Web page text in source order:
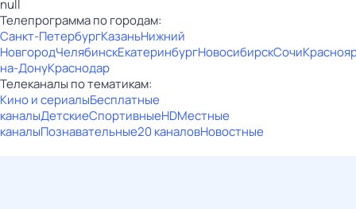
null
Телепрограмма по городам:
Санкт-ПетербургКазаньНижний
НовгородЧелябинскЕкатеринбургНовосибирскСочи
на-ДонуКраснодар
Телеканалы по тематикам:
Кино и сериалыБесплатные
каналыДетскиеСпортивныеHDМестные
каналыПознавательные20 каналовНовостные